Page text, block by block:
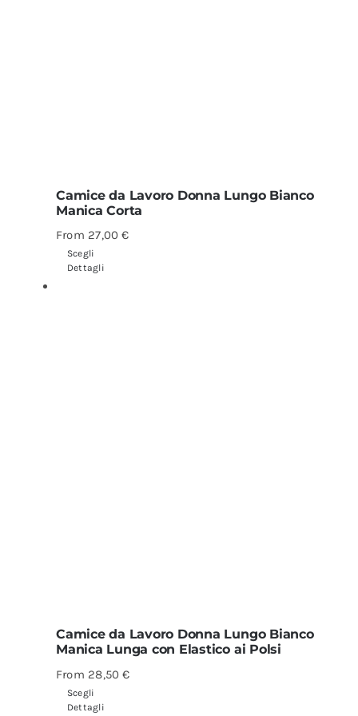
Camice da Lavoro Donna Lungo Bianco
Manica Corta
From 27,00€
Scegli
Dettagli
Camice da Lavoro Donna Lungo Bianco
Manica Lunga con Elastico ai Polsi
From 28,50€
Scegli
Dettagli